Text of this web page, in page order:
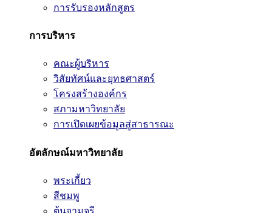
การรับรองหลักสูตร
การบริหาร
คณะผู้บริหาร
วิสัยทัศน์และยุทธศาสตร์
โครงสร้างองค์กร
สภามหาวิทยาลัย
การเปิดเผยข้อมูลสู่สาธารณะ
อัตลักษณ์มหาวิทยาลัย
พระเกี้ยว
สีชมพู
ต้นจามจุรี